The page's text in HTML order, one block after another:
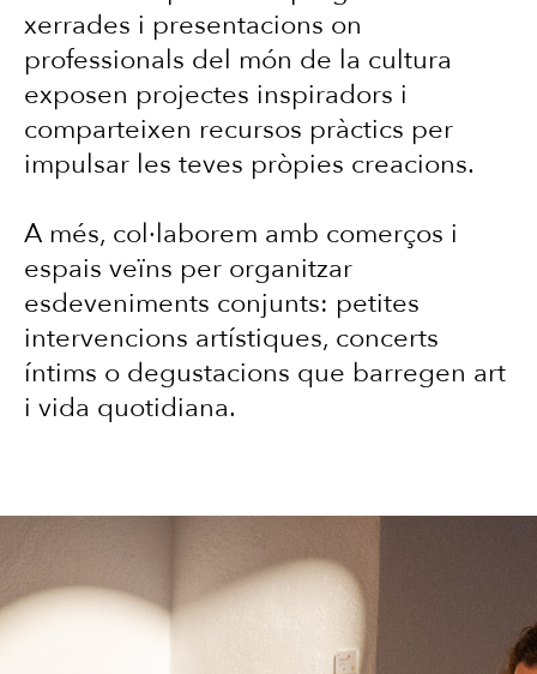
xerrades i presentacions on
professionals del món de la cultura
exposen projectes inspiradors i
comparteixen recursos pràctics per
impulsar les teves pròpies creacions.
A més, col·laborem amb comerços i
espais veïns per organitzar
esdeveniments conjunts: petites
intervencions artístiques, concerts
íntims o degustacions que barregen art
i vida quotidiana.